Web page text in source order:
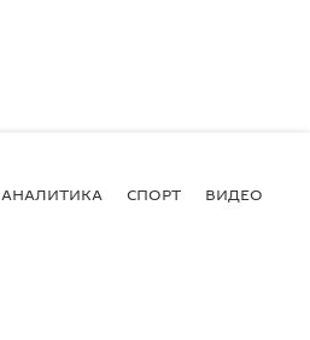
АНАЛИТИКА СПОРТ ВИДЕО